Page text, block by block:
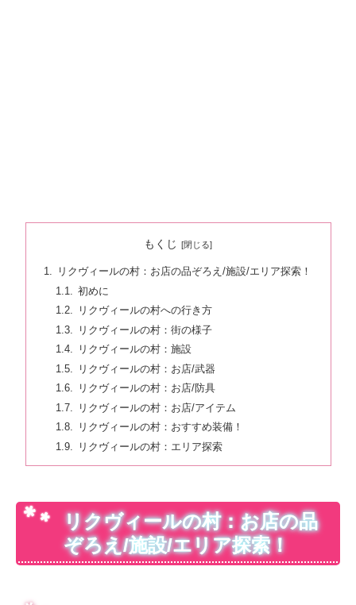
もくじ
リクヴィールの村：お店の品ぞろえ/施設/エリア探索！
初めに
リクヴィールの村への行き方
リクヴィールの村：街の様子
リクヴィールの村：施設
リクヴィールの村：お店/武器
リクヴィールの村：お店/防具
リクヴィールの村：お店/アイテム
リクヴィールの村：おすすめ装備！
リクヴィールの村：エリア探索
リクヴィールの村：お店の品
ぞろえ/施設/エリア探索！